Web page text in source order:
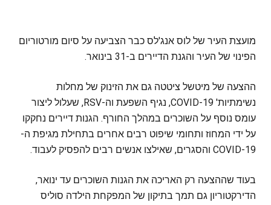
מועצת העיר של לוס אנג'לס כבר הצביעה על סיום מורטוריום
הפינוי של העיר והגנת הדיירים ב-31 בינואר.
ההצעה של מיטשל ציטטה גם את הזינוק של מחלות
נשימתיות' COVID-19, נגיף השפעת וה-RSV, שעלול ליצור
עומס נוסף על השוכרים במהלך החורף. הגנות דיירים נחקקו
על ידי המחוז ותחומי שיפוט רבים אחרים בתחילת מגיפת ה-
COVID-19 והסגרים, שאילצו אנשים רבים להפסיק לעבוד.
בעוד שההצעה רק האריכה את הגנות השוכרים עד ינואר,
הדירקטוריון גם תמך בתיקון של המפקחת הילדה סוליס